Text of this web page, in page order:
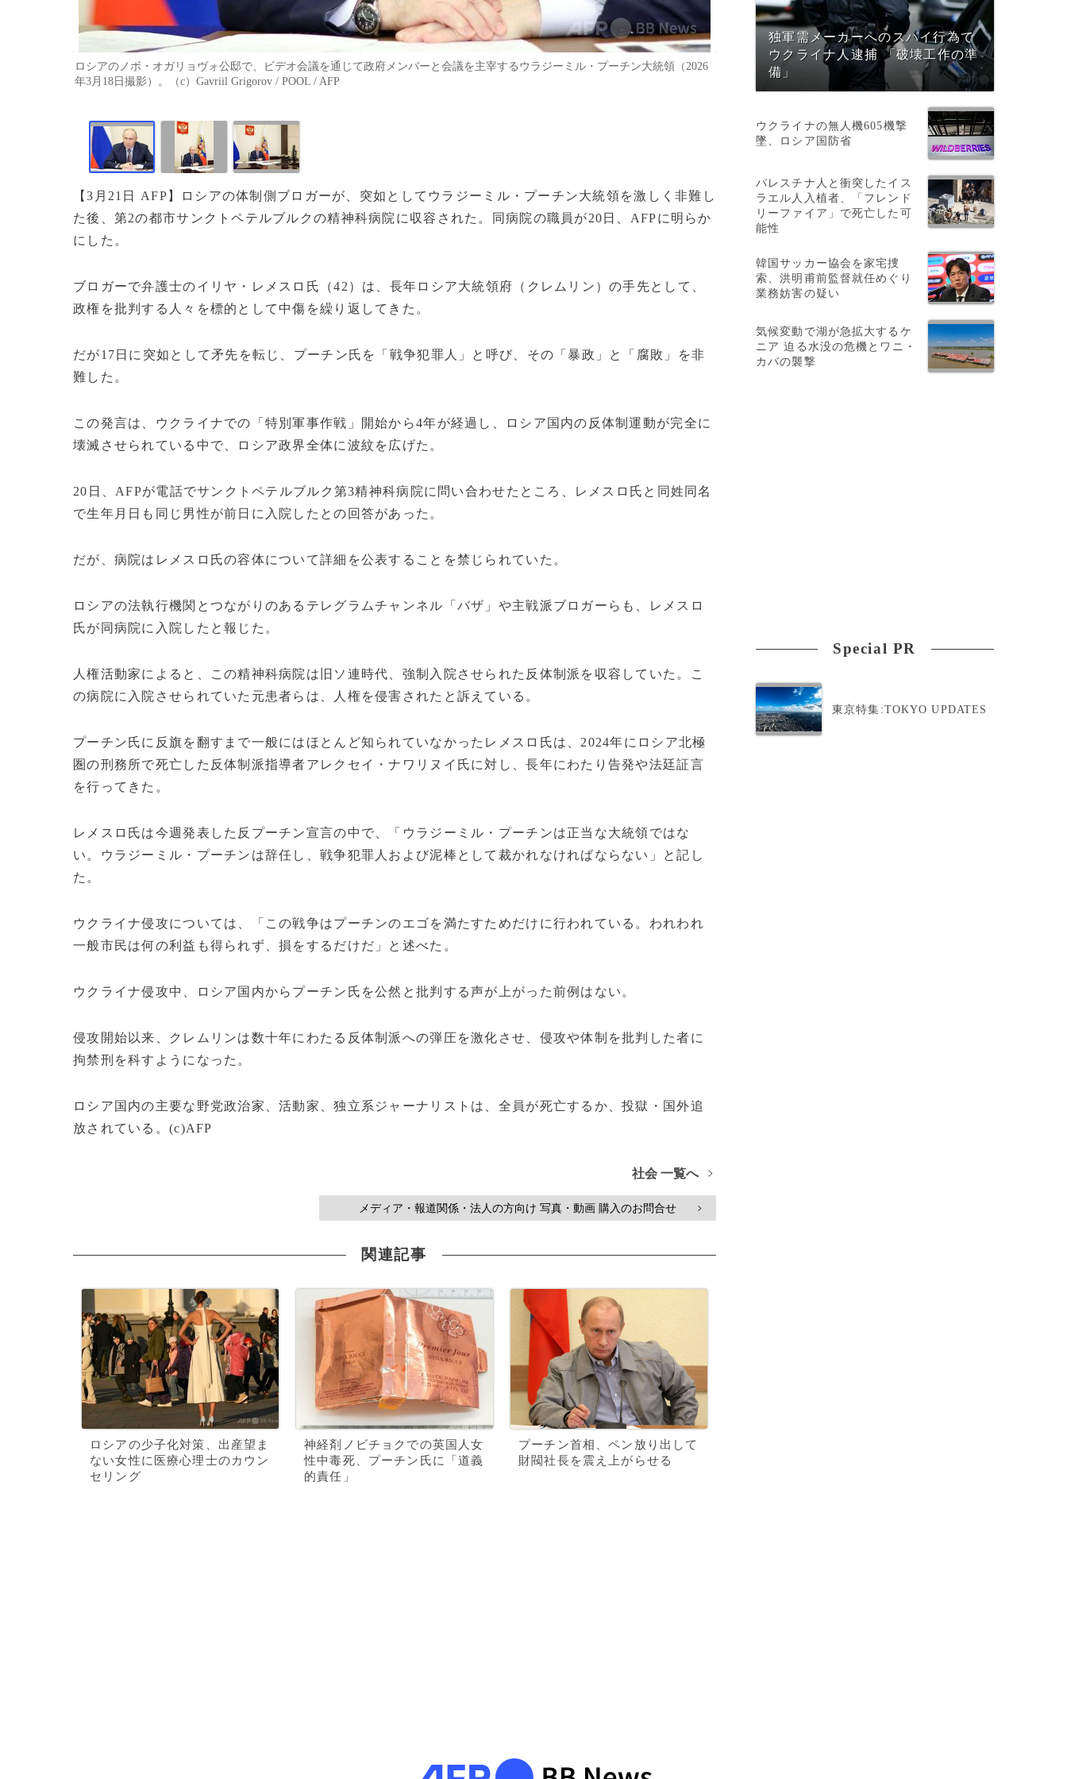
ロシアのノボ・オガリョヴォ公邸で、ビデオ会議を通じて政府メンバーと会議を主宰するウラジーミル・プーチン大統領（2026
年3月18日撮影）。（c）Gavriil Grigorov / POOL / AFP
【3月21日 AFP】ロシアの体制側ブロガーが、突如としてウラジーミル・プーチン大統領を激しく非難し
た後、第2の都市サンクトペテルブルクの精神科病院に収容された。同病院の職員が20日、AFPに明らか
にした。
ブロガーで弁護士のイリヤ・レメスロ氏（42）は、長年ロシア大統領府（クレムリン）の手先として、
政権を批判する人々を標的として中傷を繰り返してきた。
だが17日に突如として矛先を転じ、プーチン氏を「戦争犯罪人」と呼び、その「暴政」と「腐敗」を非
難した。
この発言は、ウクライナでの「特別軍事作戦」開始から4年が経過し、ロシア国内の反体制運動が完全に
壊滅させられている中で、ロシア政界全体に波紋を広げた。
20日、AFPが電話でサンクトペテルブルク第3精神科病院に問い合わせたところ、レメスロ氏と同姓同名
で生年月日も同じ男性が前日に入院したとの回答があった。
だが、病院はレメスロ氏の容体について詳細を公表することを禁じられていた。
ロシアの法執行機関とつながりのあるテレグラムチャンネル「バザ」や主戦派ブロガーらも、レメスロ
氏が同病院に入院したと報じた。
人権活動家によると、この精神科病院は旧ソ連時代、強制入院させられた反体制派を収容していた。こ
の病院に入院させられていた元患者らは、人権を侵害されたと訴えている。
プーチン氏に反旗を翻すまで一般にはほとんど知られていなかったレメスロ氏は、2024年にロシア北極
圏の刑務所で死亡した反体制派指導者アレクセイ・ナワリヌイ氏に対し、長年にわたり告発や法廷証言
を行ってきた。
レメスロ氏は今週発表した反プーチン宣言の中で、「ウラジーミル・プーチンは正当な大統領ではな
い。ウラジーミル・プーチンは辞任し、戦争犯罪人および泥棒として裁かれなければならない」と記し
た。
ウクライナ侵攻については、「この戦争はプーチンのエゴを満たすためだけに行われている。われわれ
一般市民は何の利益も得られず、損をするだけだ」と述べた。
ウクライナ侵攻中、ロシア国内からプーチン氏を公然と批判する声が上がった前例はない。
侵攻開始以来、クレムリンは数十年にわたる反体制派への弾圧を激化させ、侵攻や体制を批判した者に
拘禁刑を科すようになった。
ロシア国内の主要な野党政治家、活動家、独立系ジャーナリストは、全員が死亡するか、投獄・国外追
放されている。(c)AFP
社会 一覧へ >
メディア・報道関係・法人の方向け 写真・動画 購入のお問合せ >
関連記事
ロシアの少子化対策、出産望ま
ない女性に医療心理士のカウン
セリング
神経剤ノビチョクでの英国人女
性中毒死、プーチン氏に「道義
的責任」
プーチン首相、ペン放り出して
財閥社長を震え上がらせる
独軍需メーカーへのスパイ行為で
ウクライナ人逮捕 「破壊工作の準
備」
ウクライナの無人機605機撃
墜、ロシア国防省
パレスチナ人と衝突したイス
ラエル人入植者、「フレンド
リーファイア」で死亡した可
能性
韓国サッカー協会を家宅捜
索、洪明甫前監督就任めぐり
業務妨害の疑い
気候変動で湖が急拡大するケ
ニア 迫る水没の危機とワニ・
カバの襲撃
Special PR
東京特集:TOKYO UPDATES